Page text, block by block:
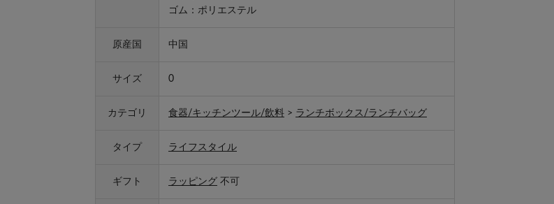
ゴム：ポリエステル
原産国 中国
サイズ 0
カテゴリ 食器/キッチンツール/飲料 > ランチボックス/ランチバッグ
タイプ ライフスタイル
ギフト ラッピング 不可